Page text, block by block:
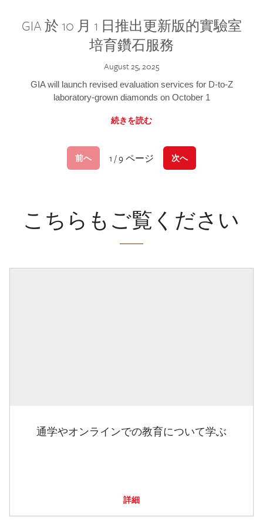
GIA 於 10 月 1 日推出更新版的實驗室
培育鑽石服務
August 25, 2025
GIA will launch revised evaluation services for D-to-Z
laboratory-grown diamonds on October 1
続きを読む
前へ 1 / 9 ページ 次へ
こちらもご覧ください
通学やオンラインでの教育について学ぶ
詳細